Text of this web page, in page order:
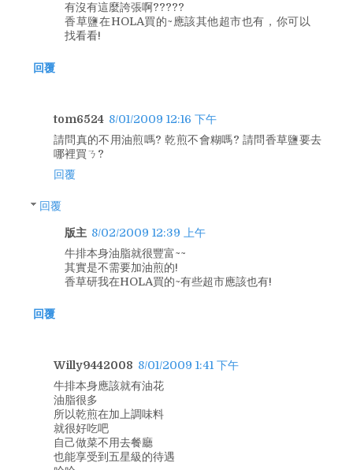
有沒有這麼誇張啊?????
香草鹽在HOLA買的~應該其他超市也有，你可以
找看看!
回覆
tom6524 8/01/2009 12:16 下午
請問真的不用油煎嗎? 乾煎不會糊嗎? 請問香草鹽要去
哪裡買ㄋ?
回覆
回覆
版主 8/02/2009 12:39 上午
牛排本身油脂就很豐富~~
其實是不需要加油煎的!
香草研我在HOLA買的~有些超市應該也有!
回覆
Willy9442008 8/01/2009 1:41 下午
牛排本身應該就有油花
油脂很多
所以乾煎在加上調味料
就很好吃吧
自己做菜不用去餐廳
也能享受到五星級的待遇